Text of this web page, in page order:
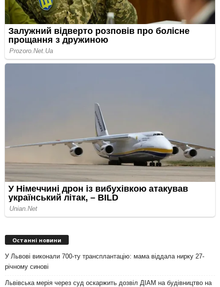
Останні новини
У Львові виконали 700-ту трансплантацію: мама віддала нирку 27-
річному синові
Львівська мерія через суд оскаржить дозвіл ДІАМ на будівництво на